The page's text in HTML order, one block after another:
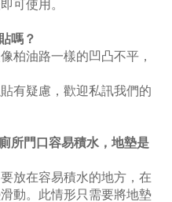
可使用。
嗎？
柏油路一樣的凹凸不平，
有疑慮，歡迎私訊我們的
所門口容易積水，地墊是
放在容易積水的地方，在
動。此情形只需要將地墊